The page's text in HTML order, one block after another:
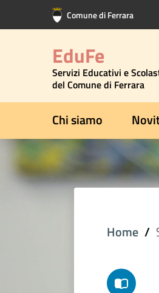
Vai al contenuto principale
Vai al footer Comune di Ferrara
EduFe
Servizi Educativi e
del Comune di Ferrara
Chi siamo
Home